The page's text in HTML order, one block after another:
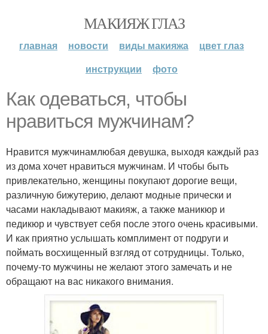
МАКИЯЖ ГЛАЗ
главная новости виды макияжа
цвет глаз
инструкции
фото
Как одеваться, чтобы
нравиться мужчинам?
Нравится мужчинамлюбая девушка, выходя каждый раз
из дома хочет нравиться мужчинам. И чтобы быть
привлекательно, женщины покупают дорогие вещи,
различную бижутерию, делают модные прически и
часами накладывают макияж, а также маникюр и
педикюр и чувствует себя после этого очень красивыми.
И как приятно услышать комплимент от подруги и
поймать восхищенный взгляд от сотрудницы. Только,
почему-то мужчины не желают этого замечать и не
обращают на вас никакого внимания.